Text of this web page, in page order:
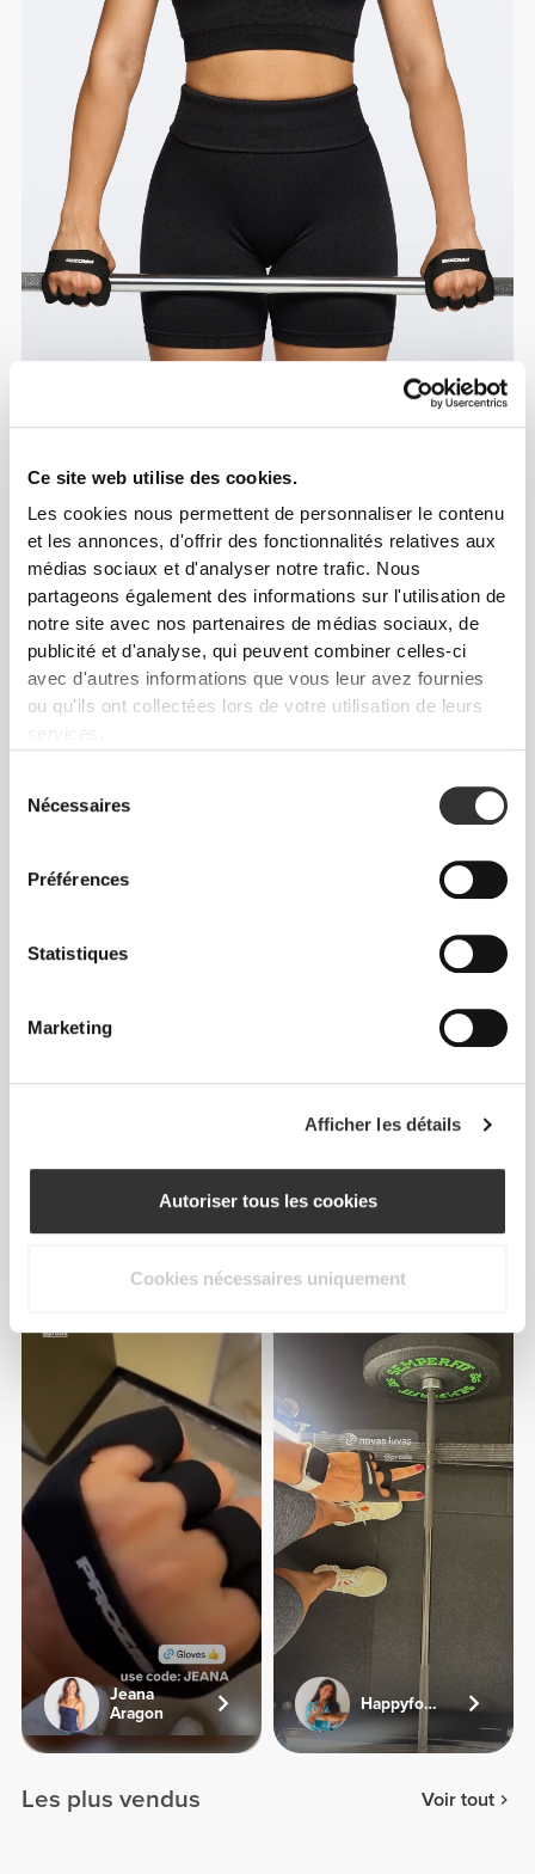
Ce site web utilise des cookies.
Les cookies nous permettent de personnaliser le contenu
et les annonces, d'offrir des fonctionnalités relatives aux
médias sociaux et d'analyser notre trafic. Nous
partageons également des informations sur l'utilisation de
notre site avec nos partenaires de médias sociaux, de
publicité et d'analyse, qui peuvent combiner celles-ci
avec d'autres informations que vous leur avez fournies
ou qu'ils ont collectées lors de votre utilisation de leurs
services.
Nécessaires
Préférences
Statistiques
Marketing
Afficher les détails
Autoriser tous les cookies
Cookies nécessaires uniquement
Info et Entretien
De notre communauté
Jeana
Aragon
Happyfoodies.pt
Les plus vendus Voir tout